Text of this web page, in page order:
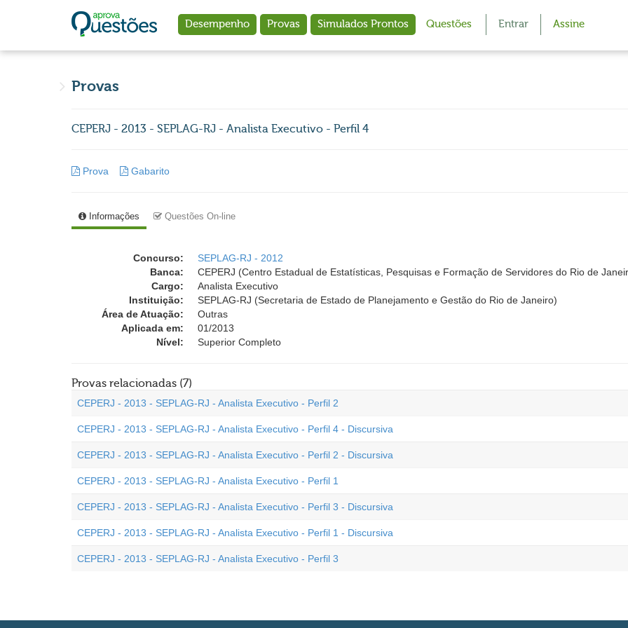
Desempenho Provas Simulados Prontos Questões Entrar Assine
Provas
CEPERJ - 2013 - SEPLAG-RJ - Analista Executivo - Perfil 4
Prova Gabarito
Informações Questões On-line
Concurso:
SEPLAG-RJ - 2012
Banca:
CEPERJ (Centro Estadual de Estatísticas, Pesquisas e Formação de Servidores do Rio de
Cargo:
Analista Executivo
Instituição:
SEPLAG-RJ (Secretaria de Estado de Planejamento e Gestão do Rio de Janeiro)
Área de Atuação:
Outras
Aplicada em:
01/2013
Nível:
Superior Completo
Provas relacionadas (7)
CEPERJ - 2013 - SEPLAG-RJ - Analista Executivo - Perfil 2
CEPERJ - 2013 - SEPLAG-RJ - Analista Executivo - Perfil 4 - Discursiva
CEPERJ - 2013 - SEPLAG-RJ - Analista Executivo - Perfil 2 - Discursiva
CEPERJ - 2013 - SEPLAG-RJ - Analista Executivo - Perfil 1
CEPERJ - 2013 - SEPLAG-RJ - Analista Executivo - Perfil 3 - Discursiva
CEPERJ - 2013 - SEPLAG-RJ - Analista Executivo - Perfil 1 - Discursiva
CEPERJ - 2013 - SEPLAG-RJ - Analista Executivo - Perfil 3